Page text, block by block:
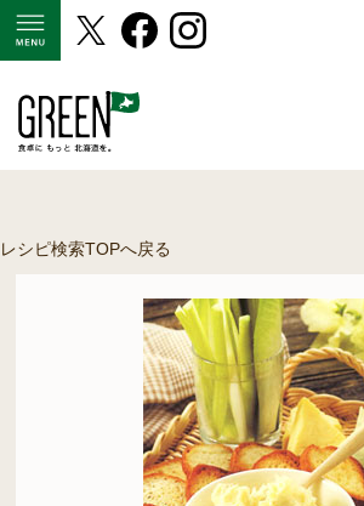
レシピ検索TOPへ戻る